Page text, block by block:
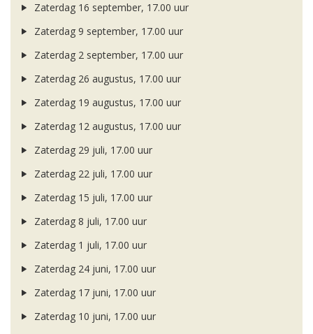
Zaterdag 16 september, 17.00 uur
Zaterdag 9 september, 17.00 uur
Zaterdag 2 september, 17.00 uur
Zaterdag 26 augustus, 17.00 uur
Zaterdag 19 augustus, 17.00 uur
Zaterdag 12 augustus, 17.00 uur
Zaterdag 29 juli, 17.00 uur
Zaterdag 22 juli, 17.00 uur
Zaterdag 15 juli, 17.00 uur
Zaterdag 8 juli, 17.00 uur
Zaterdag 1 juli, 17.00 uur
Zaterdag 24 juni, 17.00 uur
Zaterdag 17 juni, 17.00 uur
Zaterdag 10 juni, 17.00 uur